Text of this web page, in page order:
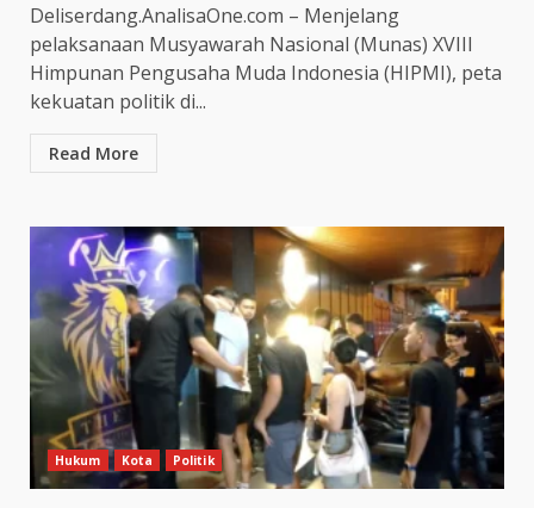
Deliserdang.AnalisaOne.com – Menjelang
pelaksanaan Musyawarah Nasional (Munas) XVIII
Himpunan Pengusaha Muda Indonesia (HIPMI), peta
kekuatan politik di...
Read More
Hukum Kota Politik